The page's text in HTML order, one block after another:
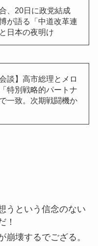
、20日に政党結成
が語る「中道改革連
日本の夜明け
談】高市総理とメロ
特別戦略的パートナ
一致。次期戦闘機か
うという信念のない
！
崩壊するでござる。